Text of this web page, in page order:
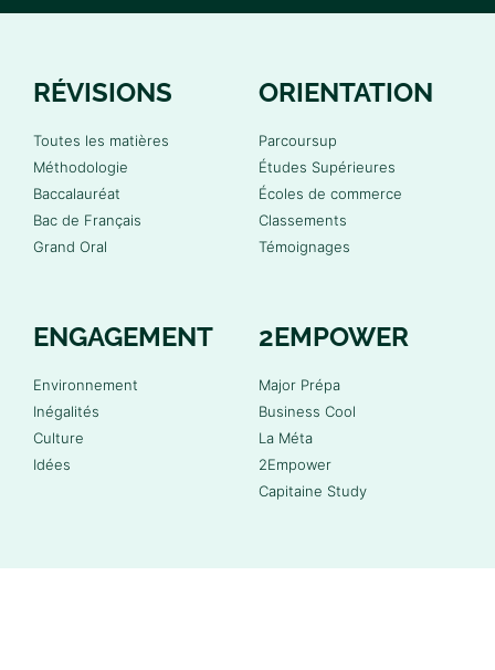
RÉVISIONS
Toutes les matières
Méthodologie
Baccalauréat
Bac de Français
Grand Oral
ORIENTATION
Parcoursup
Études Supérieures
Écoles de commerce
Classements
Témoignages
ENGAGEMENT
Environnement
Inégalités
Culture
Idées
2EMPOWER
Major Prépa
Business Cool
La Méta
2Empower
Capitaine Study